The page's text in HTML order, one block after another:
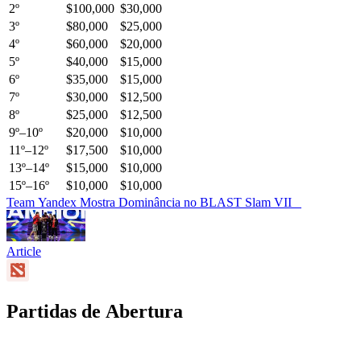
2º
$100,000 $30,000
3º
$80,000
$25,000
4º
$60,000
$20,000
5º
$40,000
$15,000
6º
$35,000
$15,000
7º
$30,000
$12,500
8º
$25,000
$12,500
9º–10º
$20,000
$10,000
11º–12º
$17,500
$10,000
13º–14º
$15,000
$10,000
15º–16º
$10,000
$10,000
Team Yandex Mostra Dominância no BLAST Slam VII
Article
Partidas de Abertura